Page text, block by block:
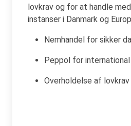
lovkrav og for at handle
instanser i Danmark og
Nemhandel for sikker
Peppol for international
Overholdelse af